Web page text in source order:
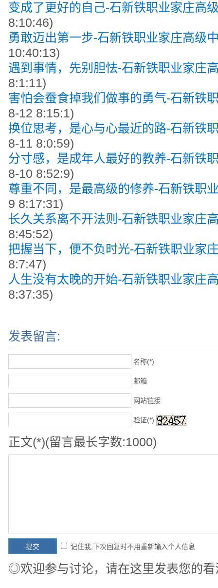
变成了更好的自己-石新铁职业家庄高
8:10:46)
勇敢迈出第一步-石新铁职业家庄高级
10:40:13)
遇到事情，先别胆怯-石新铁职业家庄
8:1:11)
害怕会蚕食掉我们做事的勇气-石新铁
8-12 8:15:1)
换位思考，是心与心最近的路-石新铁
8-11 8:0:59)
分寸感，是成年人最好的教养-石新铁
8-10 8:52:9)
尊重不同，是最高级的修养-石新铁职
9 8:17:31)
长久关系离不开法则-石新铁职业家庄
8:45:52)
把握当下，便不负时光-石新铁职业家
8:7:47)
人生没有太晚的开始-石新铁职业家庄
8:37:35)
发表留言:
名称(*)
邮箱
网站链接
验证(*)
正文(*)(留言最长字数:1000)
记住我,下次回复时不用重新输入个人信息
◎欢迎参与讨论，请在这里发表您的